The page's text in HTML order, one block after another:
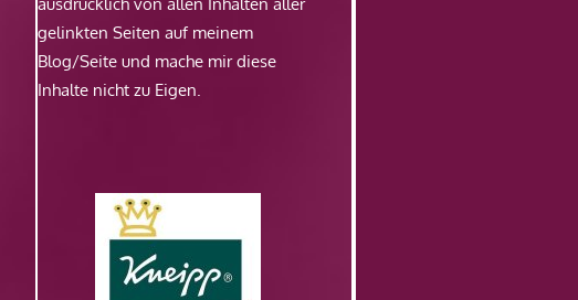
gelinkten Seiten auf meinem
Blog/Seite und mache mir diese
Inhalte nicht zu Eigen.